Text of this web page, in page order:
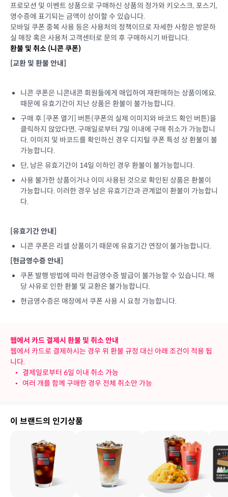
프로모션 및 이벤트 상품으로 구매하신 상품의 정가와 키오스크, 포스기,
영수증에 표기되는 금액이 상이할 수 있습니다.
모바일 쿠폰 중복 사용 등은 사용처의 정책이므로 자세한 사항은 방문하
실 매장 혹은 사용처 고객센터로 문의 후 구매하시기 바랍니다.
환불 및 취소 (니콘 쿠폰)
[교환 및 환불 안내]
니콘 쿠폰은 니콘내콘 회원들에게 매입하여 재판매하는 상품이에요.
때문에 유효기간이 지난 상품은 환불이 불가능합니다.
구매 후 [쿠폰 열기] 버튼(쿠폰의 실제 이미지와 바코드 확인 버튼)을
클릭하지 않았다면, 구매일로부터 7일 이내에 구매 취소가 가능합니
다. 이미지 및 바코드를 확인하신 경우 디지털 쿠폰 특성 상 환불이 불
가능합니다.
단, 남은 유효기간이 14일 이하인 경우 환불이 불가능합니다.
사용 불가한 상품이거나 이미 사용된 것으로 확인된 상품은 환불이
가능합니다. 이러한 경우 남은 유효기간과 관계없이 환불이 가능합니
다.
[유효기간 안내]
니콘 쿠폰은 리셀 상품이기 때문에 유효기간 연장이 불가능합니다.
[현금영수증 안내]
쿠폰 발행 방법에 따라 현금영수증 발급이 불가능할 수 있습니다. 해
당 사유로 인한 환불 및 교환은 불가능합니다.
현금영수증은 매장에서 쿠폰 사용 시 요청 가능합니다.
웹에서 카드 결제시 환불 및 취소 안내
웹에서 카드로 결제하시는 경우 위 환불 규정 대신 아래 조건이 적용 됩
니다.
•
결제일로부터 6일 이내 취소 가능
•
여러 개를 함께 구매한 경우 전체 취소만 가능
이 브랜드의 인기상품